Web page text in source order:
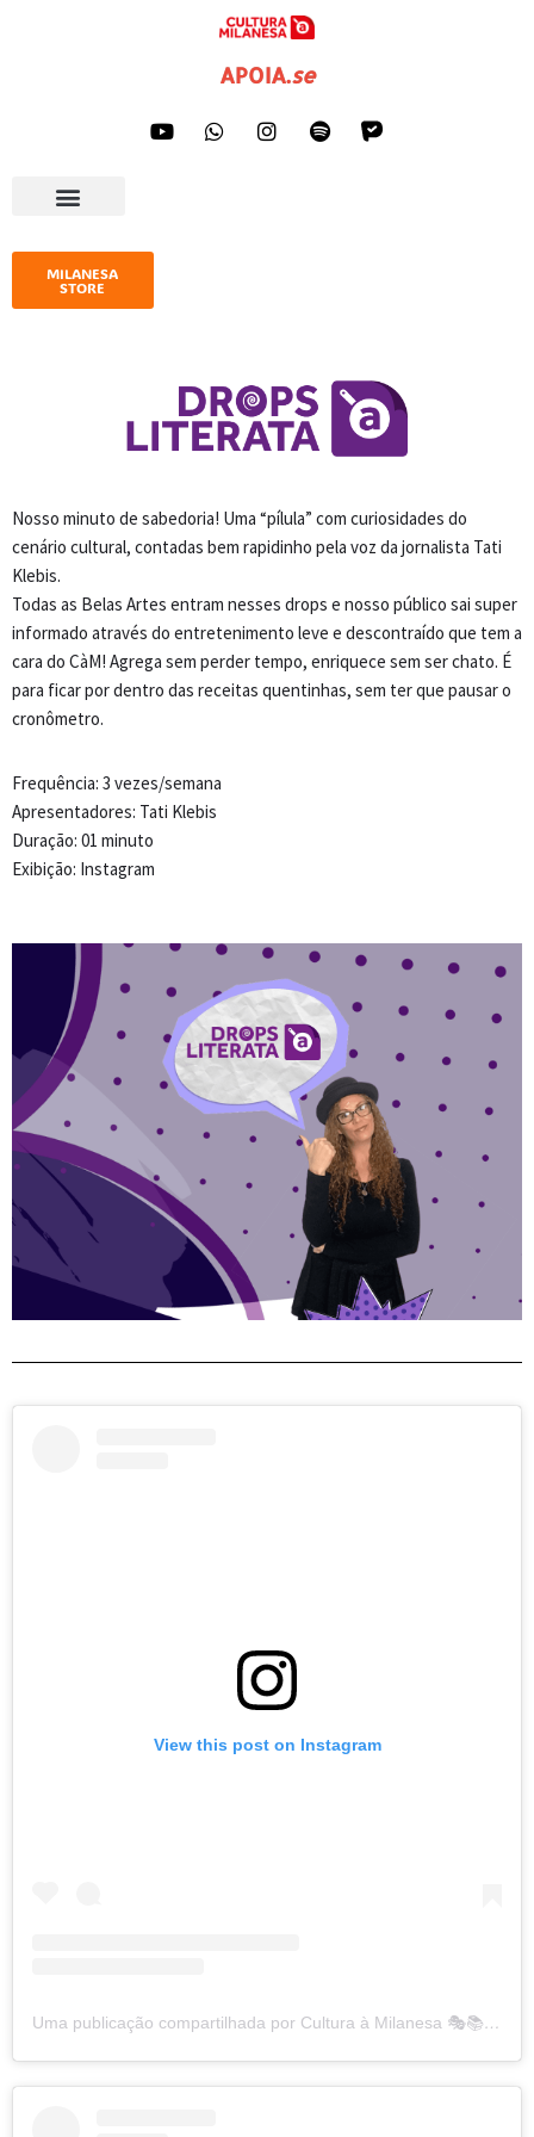
APOIA.se
MILANESA
STORE
Nosso minuto de sabedoria! Uma “pílula” com curiosidades do
cenário cultural, contadas bem rapidinho pela voz da jornalista Tati
Klebis.
Todas as Belas Artes entram nesses drops e nosso público sai super
informado através do entretenimento leve e descontraído que tem a
cara do CàM! Agrega sem perder tempo, enriquece sem ser chato. É
para ficar por dentro das receitas quentinhas, sem ter que pausar o
cronômetro.
Frequência: 3 vezes/semana
Apresentadores: Tati Klebis
Duração: 01 minuto
Exibição: Instagram
View this post on Instagram
Uma publicação compartilhada por Cultura à Milanesa 🎭📚🎬 (@culturamilanesa)